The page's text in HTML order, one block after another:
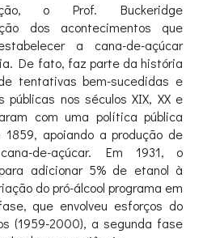
o Prof. Buckeridge
dos acontecimentos que
a cana-de-açúcar
De fato, faz parte da história
tentativas bem-sucedidas e
nos séculos XIX, XX e
com uma política pública
apoiando a produção de
de-açúcar. Em 1931, o
adicionar 5% de etanol à
do pró-álcool programa em
que envolveu esforços do
(1959-2000), a segunda fase